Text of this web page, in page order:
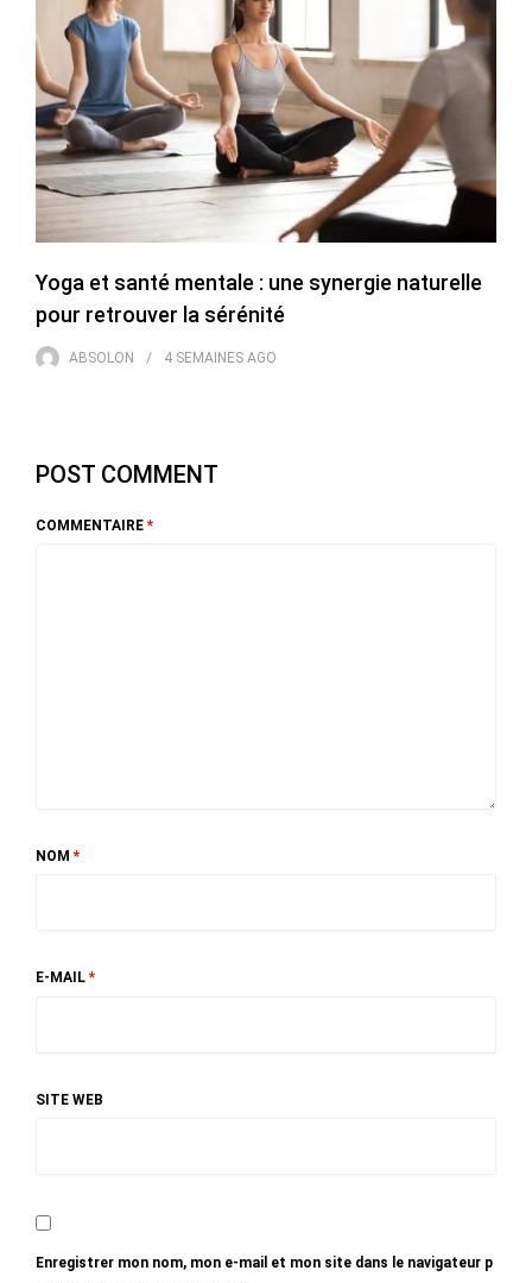
Yoga et santé mentale : une synergie naturelle
pour retrouver la sérénité
ABSOLON 4 SEMAINES AGO
POST COMMENT
COMMENTAIRE *
NOM *
E-MAIL *
SITE WEB
Enregistrer mon nom, mon e-mail et mon site dans le navigateur p